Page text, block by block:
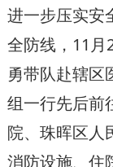
进一步压实安
全防线，11月
勇带队赴辖区
组一行先后前
院、珠晖区人
消防设施、住